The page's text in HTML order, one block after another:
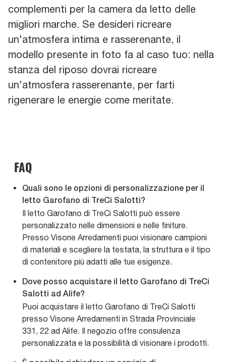
complementi per la camera da letto delle
migliori marche. Se desideri ricreare
un'atmosfera intima e rasserenante, il
modello presente in foto fa al caso tuo: nella
stanza del riposo dovrai ricreare
un'atmosfera rasserenante, per farti
rigenerare le energie come meritate.
FAQ
Quali sono le opzioni di personalizzazione per il
letto Garofano di TreCi Salotti?
Il letto Garofano di TreCi Salotti può essere
personalizzato nelle dimensioni e nelle finiture.
Presso Visone Arredamenti puoi visionare campioni
di materiali e scegliere la testata, la struttura e il tipo
di contenitore più adatti alle tue esigenze.
Dove posso acquistare il letto Garofano di TreCi
Salotti ad Alife?
Puoi acquistare il letto Garofano di TreCi Salotti
presso Visone Arredamenti in Strada Provinciale
331, 22 ad Alife. Il negozio offre consulenza
personalizzata e la possibilità di visionare i prodotti.